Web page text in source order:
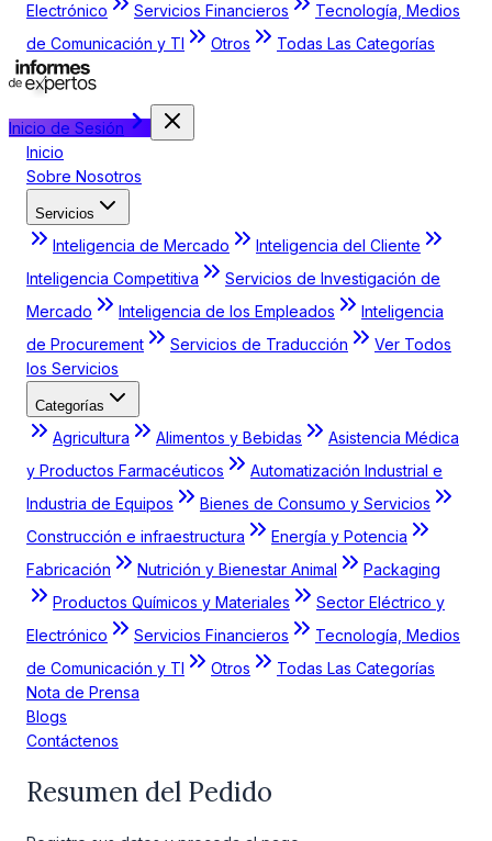
Electrónico
Servicios Financieros
Tecnología, Medios
de Comunicación y TI
Otros Todas Las Categorías
Inicio de Sesión
Inicio
Sobre Nosotros
Servicios
Inteligencia de Mercado
Inteligencia del Cliente
Inteligencia Competitiva
Servicios de Investigación de
Mercado
Inteligencia de los Empleados
Inteligencia
de Procurement
Servicios de Traducción
Ver Todos
los Servicios
Categorías
Agricultura Alimentos y Bebidas
Asistencia Médica
y Productos Farmacéuticos
Automatización Industrial e
Industria de Equipos
Bienes de Consumo y Servicios
Construcción e infraestructura
Energía y Potencia
Fabricación
Nutrición y Bienestar Animal
Packaging
Productos Químicos y Materiales
Sector Eléctrico y
Electrónico
Servicios Financieros
Tecnología, Medios
de Comunicación y TI
Otros
Todas Las Categorías
Nota de Prensa
Blogs
Contáctenos
Resumen del Pedido